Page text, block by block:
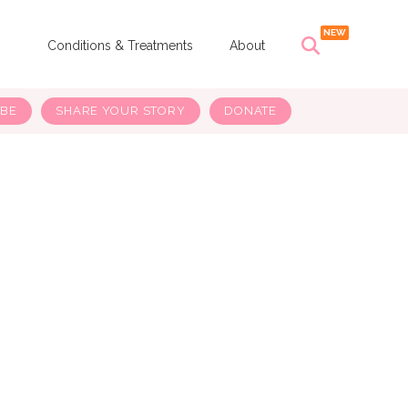
Conditions & Treatments About
SHARE YOUR STORY DONATE